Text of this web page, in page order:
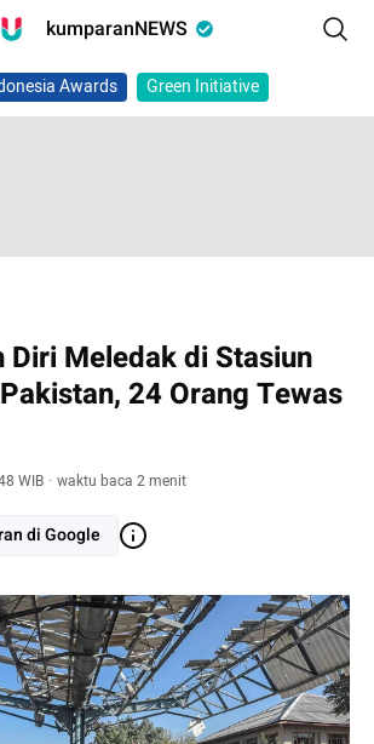
kumparanNEWS
Awards Green Initiative
Diri Meledak di Stasiun
24 Orang Tewas
WIB · waktu baca 2 menit
di Google